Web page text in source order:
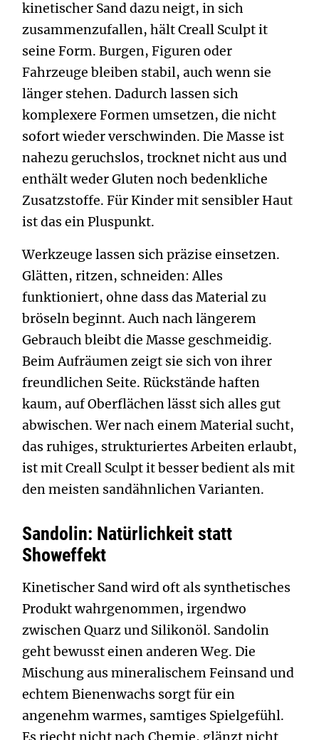
kinetischer Sand dazu neigt, in sich
zusammenzufallen, hält Creall Sculpt it
seine Form. Burgen, Figuren oder
Fahrzeuge bleiben stabil, auch wenn sie
länger stehen. Dadurch lassen sich
komplexere Formen umsetzen, die nicht
sofort wieder verschwinden. Die Masse ist
nahezu geruchslos, trocknet nicht aus und
enthält weder Gluten noch bedenkliche
Zusatzstoffe. Für Kinder mit sensibler Haut
ist das ein Pluspunkt.
Werkzeuge lassen sich präzise einsetzen.
Glätten, ritzen, schneiden: Alles
funktioniert, ohne dass das Material zu
bröseln beginnt. Auch nach längerem
Gebrauch bleibt die Masse geschmeidig.
Beim Aufräumen zeigt sie sich von ihrer
freundlichen Seite. Rückstände haften
kaum, auf Oberflächen lässt sich alles gut
abwischen. Wer nach einem Material sucht,
das ruhiges, strukturiertes Arbeiten erlaubt,
ist mit Creall Sculpt it besser bedient als mit
den meisten sandähnlichen Varianten.
Sandolin: Natürlichkeit statt
Showeffekt
Kinetischer Sand wird oft als synthetisches
Produkt wahrgenommen, irgendwo
zwischen Quarz und Silikonöl. Sandolin
geht bewusst einen anderen Weg. Die
Mischung aus mineralischem Feinsand und
echtem Bienenwachs sorgt für ein
angenehm warmes, samtiges Spielgefühl.